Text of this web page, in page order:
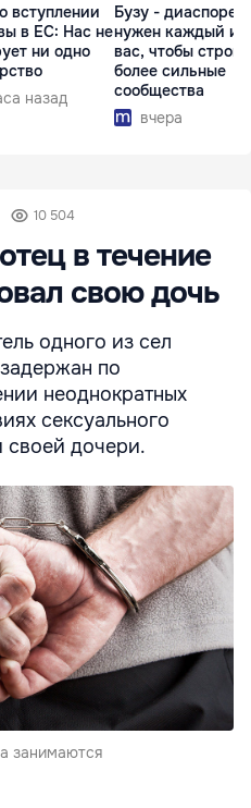
вступлении
в ЕС: Нас не
ни одно
назад
Бузу - диаспоре:
нужен каждый из
вас, чтобы
более сильные
сообщества
вчера
10 504
в течение
свою дочь
одного из сел
по
неоднократных
сексуального
своей дочери.
занимаются